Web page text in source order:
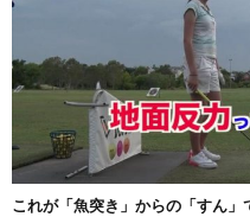
これが「魚突き」からの「すん」